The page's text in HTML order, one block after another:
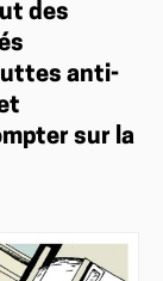
des
anti-
sur la